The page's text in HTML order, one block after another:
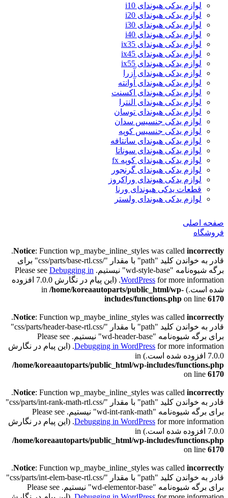
لوازم یدکی هیوندای i10
لوازم یدکی هیوندای i20
لوازم یدکی هیوندای i30
لوازم یدکی هیوندای i40
لوازم یدکی هیوندای ix35
لوازم یدکی هیوندای ix45
لوازم یدکی هیوندای ix55
لوازم یدکی هیوندای آزرا
لوازم یدکی هیوندای آوانته
لوازم یدکی هیوندای اکسنت
لوازم یدکی هیوندای النترا
لوازم یدکی هیوندای توسان
لوازم یدکی جنسیس سدان
لوازم یدکی جنسیس کوپه
لوازم یدکی هیوندای سانتافه
لوازم یدکی هیوندای سوناتا
لوازم یدکی هیوندای کوپه fx
لوازم یدکی هیوندای گرنجور
لوازم یدکی هیوندای وراکروز
قطعات یدکی هیوندای ورنا
لوازم یدکی هیوندای ولستر
صفحه اصلی
فروشگاه
Notice: Function wp_maybe_inline_styles was called incorrectly
.
قادر به خواندن کلید "path" با مقدار "/css/parts/base-rtl.css" برای
برگه شیوه‌نامه "wd-style-base" نیستیم. Please see
Debugging in
WordPress
for more information. (این پیام در نگارش 7.0.0 افزوده
شده است.) in /home/koreaautoparts/public_html/wp-
includes/functions.php on line 6170
Notice: Function wp_maybe_inline_styles was called incorrectly
.
قادر به خواندن کلید "path" با مقدار "/css/parts/header-base-rtl.css"
برای برگه شیوه‌نامه "wd-header-base" نیستیم. Please see
Debugging in WordPressfor more information. (این پیام در نگارش
7.0.0 افزوده شده است.) in
/home/koreaautoparts/public_html/wp-includes/functions.php
on line 6170
Notice: Function wp_maybe_inline_styles was called incorrectly
.
قادر به خواندن کلید "path" با مقدار "/css/parts/int-rank-math-rtl.css"
برای برگه شیوه‌نامه "wd-int-rank-math" نیستیم. Please see
Debugging in WordPressfor more information. (این پیام در نگارش
7.0.0 افزوده شده است.) in
/home/koreaautoparts/public_html/wp-includes/functions.php
on line 6170
Notice: Function wp_maybe_inline_styles was called incorrectly
.
قادر به خواندن کلید "path" با مقدار "/css/parts/int-elem-base-rtl.css"
برای برگه شیوه‌نامه "wd-elementor-base" نیستیم. Please see